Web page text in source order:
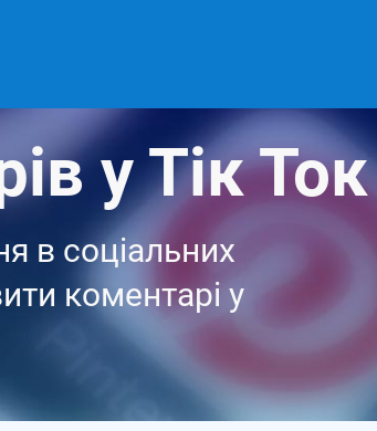
у Тік Ток
в соціальних
коментарі у